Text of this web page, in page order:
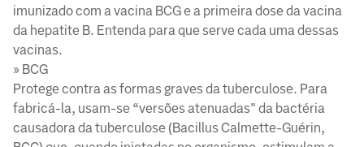
imunizado com a vacina BCG e a primeira dose da vacina
da hepatite B. Entenda para que serve cada uma dessas
vacinas.
» BCG
Protege contra as formas graves da tuberculose. Para
fabricá-la, usam-se “versões atenuadas" da bactéria
causadora da tuberculose (Bacillus Calmette-Guérin,